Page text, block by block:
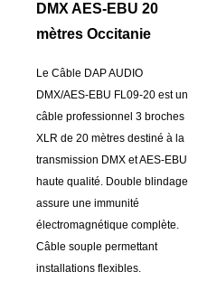
DMX AES-EBU 20
mètres Occitanie
Le Câble DAP AUDIO
DMX/AES-EBU FL09-20 est un
câble professionnel 3 broches
XLR de 20 mètres destiné à la
transmission DMX et AES-EBU
haute qualité. Double blindage
assure une immunité
électromagnétique complète.
Câble souple permettant
installations flexibles.